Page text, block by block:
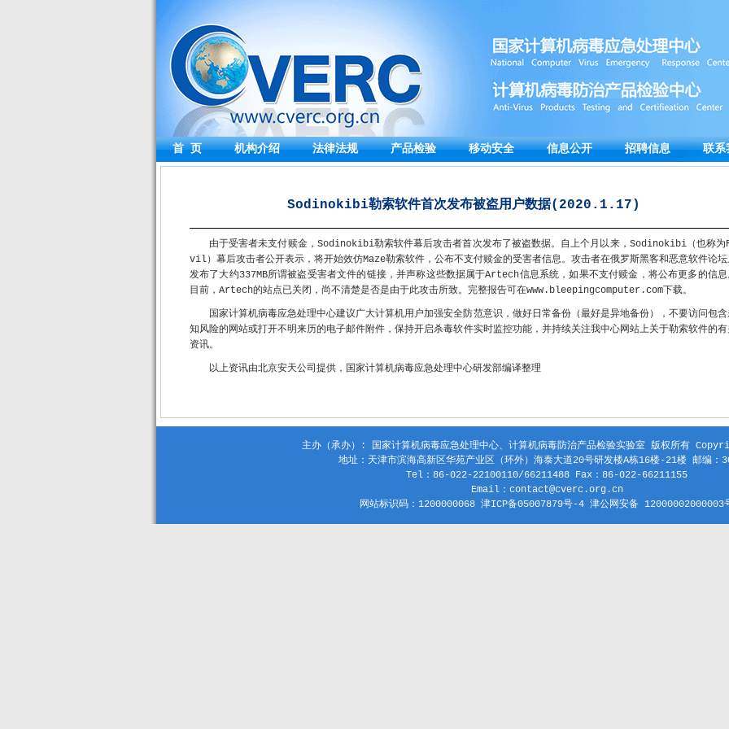
首 页 机构介绍 法律法规 产品检验 移动安全 信息公开 招聘信息 联系
Sodinokibi勒索软件首次发布被盗用户数据(2020.1.17)
由于受害者未支付赎金，Sodinokibi勒索软件幕后攻击者首次发布了被盗数据。自上个月以来，Sodinokibi（也称为
vil）幕后攻击者公开表示，将开始效仿Maze勒索软件，公布不支付赎金的受害者信息。攻击者在俄罗斯黑客和恶意软件论坛
发布了大约337MB所谓被盗受害者文件的链接，并声称这些数据属于Artech信息系统，如果不支付赎金，将公布更多的信息
目前，Artech的站点已关闭，尚不清楚是否是由于此攻击所致。完整报告可在www.bleepingcomputer.com下载。
国家计算机病毒应急处理中心建议广大计算机用户加强安全防范意识，做好日常备份（最好是异地备份），不要访问包
知风险的网站或打开不明来历的电子邮件附件，保持开启杀毒软件实时监控功能，并持续关注我中心网站上关于勒索软件的
资讯。
以上资讯由北京安天公司提供，国家计算机病毒应急处理中心研发部编译整理
主办（承办）: 国家计算机病毒应急处理中心、计算机病毒防治产品检验实验室 版权所有
地址：天津市滨海高新区华苑产业区（环外）海泰大道20号研发楼A栋16楼-21楼 邮编：
Tel：86-022-22100110/66211488 Fax：86-022-66211155
Email：contact@cverc.org.cn
网站标识码：1200000068 津ICP备05007879号-4 津公网安备 12000002000003